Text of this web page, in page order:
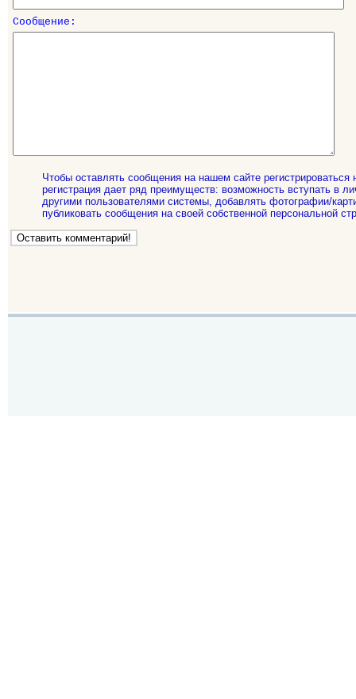
Сообщение:
Чтобы оставлять сообщения на нашем сайте регистрироваться
регистрация дает ряд преимуществ: возможность вступать в
другими пользователями системы, добавлять фотографии/
публиковать сообщения на своей собственной персональной